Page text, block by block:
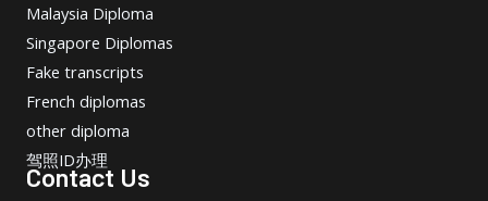
Malaysia Diploma
Singapore Diplomas
Fake transcripts
French diplomas
other diploma
驾照ID办理
Contact Us